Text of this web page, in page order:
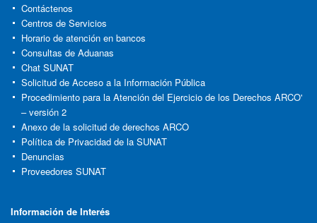
Contáctenos
Centros de Servicios
Horario de atención en bancos
Consultas de Aduanas
Chat SUNAT
Solicitud de Acceso a la Información Pública
Procedimiento para la Atención del Ejercicio de los Derechos ARCO'
– versión 2
Anexo de la solicitud de derechos ARCO
Política de Privacidad de la SUNAT
Denuncias
Proveedores SUNAT
Información de Interés